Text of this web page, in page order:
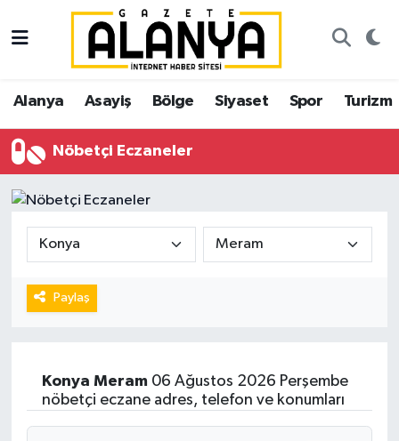
Alanya Asayiş Bölge Siyaset Spor Turizm
Nöbetçi Eczaneler
Paylaş
Konya Meram06 Ağustos 2026 Perşembe
nöbetçi eczane adres, telefon ve konumları
Alanya
Asayiş
Bölge
Siyaset
Spor
Turizm
Gazipaşa
İstanbul Nöbetçi Eczaneler
İstanbul Hava Durumu
İstanbul Trafik Yoğunluk Haritası
Süper Lig Puan Durumu ve Fikstür
Tüm Manşetler
Son Dakika Haberleri